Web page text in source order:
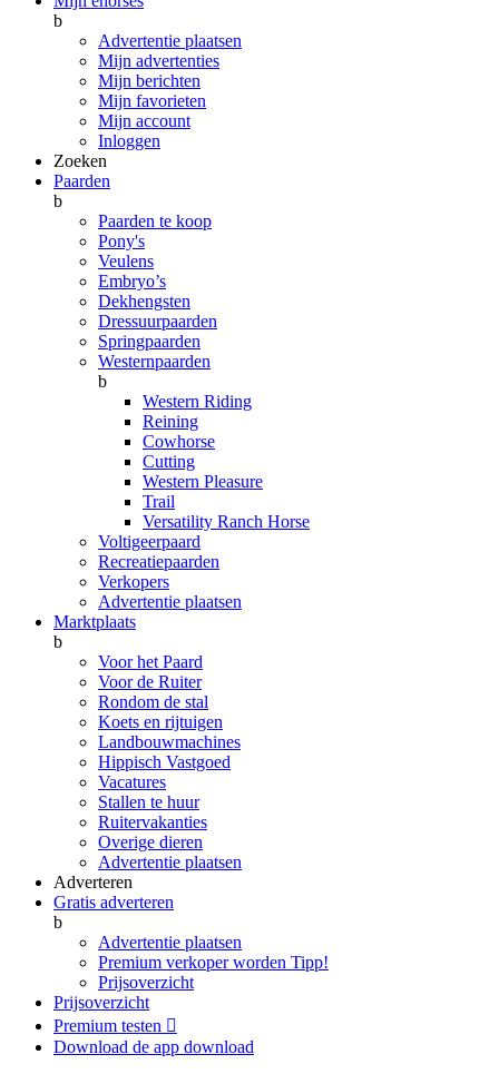
b
Advertentie plaatsen
Mijn advertenties
Mijn berichten
Mijn favorieten
Mijn account
Inloggen
Zoeken
Paarden
b
Paarden te koop
Pony's
Veulens
Embryo’s
Dekhengsten
Dressuurpaarden
Springpaarden
Westernpaarden
b
Western Riding
Reining
Cowhorse
Cutting
Western Pleasure
Trail
Versatility Ranch Horse
Voltigeerpaard
Recreatiepaarden
Verkopers
Advertentie plaatsen
Marktplaats
b
Voor het Paard
Voor de Ruiter
Rondom de stal
Koets en rijtuigen
Landbouwmachines
Hippisch Vastgoed
Vacatures
Stallen te huur
Ruitervakanties
Overige dieren
Advertentie plaatsen
Adverteren
Gratis adverteren
b
Advertentie plaatsen
Premium verkoper worden Tipp!
Prijsoverzicht
Prijsoverzicht
Premium testen 
Download de app download